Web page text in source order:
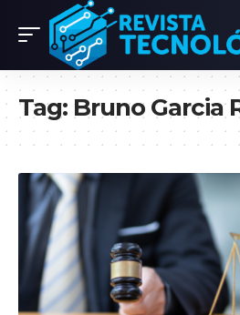
Tag: Bruno Garcia